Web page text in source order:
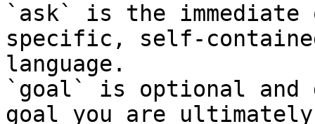
`ask` is the
specific, self-
language.
`goal` is optional and
goal you are